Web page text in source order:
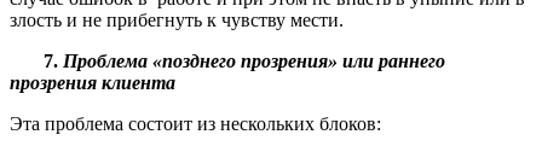
злость и не прибегнуть к чувству мести.
7. Проблема «позднего прозрения» или раннего
прозрения клиента
Эта проблема состоит из нескольких блоков: